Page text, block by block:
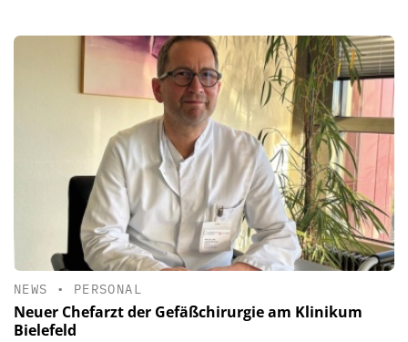
NEWS • PERSONAL
Neuer Chefarzt der Gefäßchirurgie am Klinikum
Bielefeld